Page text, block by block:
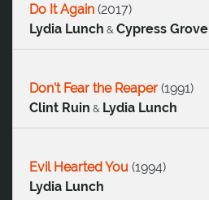
Do It Again (2017)
Lydia Lunch & Cypress Grove
Don't Fear the Reaper (1991)
Clint Ruin & Lydia Lunch
Evil Hearted You (1994)
Lydia Lunch